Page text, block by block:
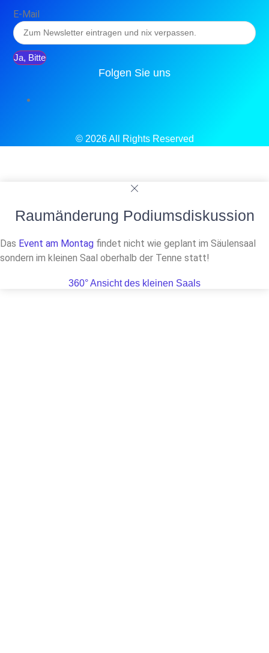
E-Mail
Ja, Bitte
Folgen Sie uns
© 2026 All Rights Reserved
Raumänderung Podiumsdiskussion
Das Event am Montag findet nicht wie geplant im Säulensaal
sondern im kleinen Saal oberhalb der Tenne statt!
360° Ansicht des kleinen Saals